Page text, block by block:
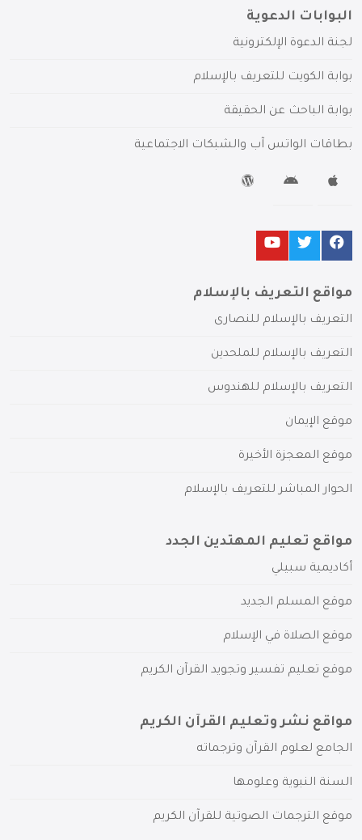
البوابات الدعوية
لجنة الدعوة الإلكترونية
بوابة الكويت للتعريف بالإسلام
بوابة الباحث عن الحقيقة
بطاقات الواتس آب والشبكات الاجتماعية
مواقع التعريف بالإسلام
التعريف بالإسلام للنصارى
التعريف بالإسلام للملحدين
التعريف بالإسلام للهندوس
موقع الإيمان
موقع المعجزة الأخيرة
الحوار المباشر للتعريف بالإسلام
مواقع تعليم المهتدين الجدد
أكاديمية سبيلي
موقع المسلم الجديد
موقع الصلاة في الإسلام
موقع تعليم تفسير وتجويد القرآن الكريم
مواقع نشر وتعليم القرآن الكريم
الجامع لعلوم القرآن وترجماته
السنة النبوية وعلومها
موقع الترجمات الصوتية للقرآن الكريم